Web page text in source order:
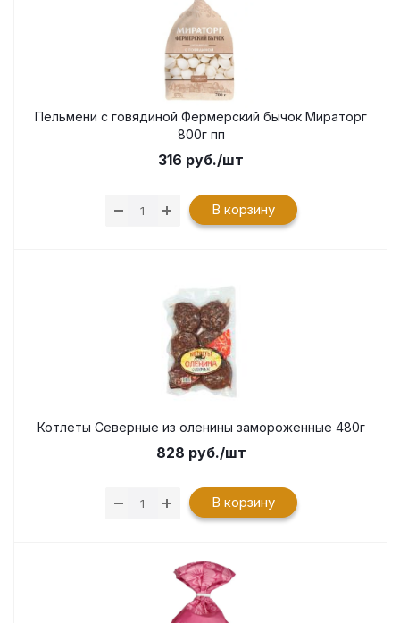
Пельмени с говядиной Фермерский бычок Мираторг
800г пп
316 руб./шт
В корзину
Котлеты Северные из оленины замороженные 480г
828 руб./шт
В корзину